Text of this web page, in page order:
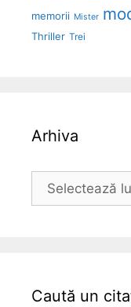
memorii Mister
Thriller Trei
Arhiva
Arhiva
Caută un